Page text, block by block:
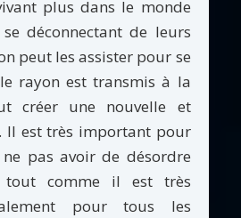
plus dans le monde
déconnectant de leurs
peut les assister pour se
rayon est transmis à la
créer une nouvelle et
Il est très important pour
pas avoir de désordre
tout comme il est très
pour tous les